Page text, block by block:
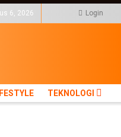
6, 2026 Login
TEKNOLOGI